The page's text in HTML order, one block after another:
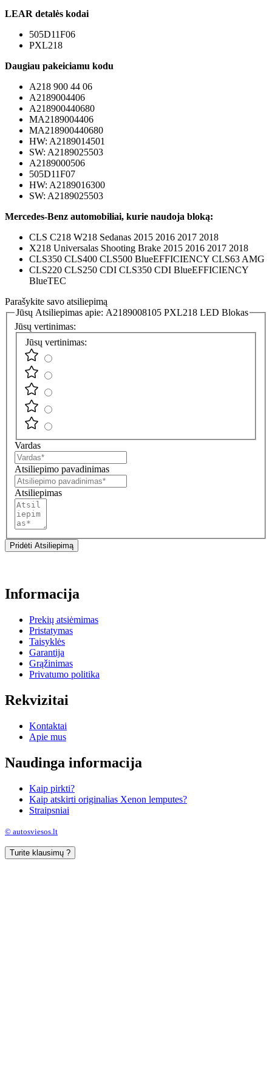
LEAR detalės kodai
505D11F06
PXL218
Daugiau pakeiciamu kodu
A218 900 44 06
A2189004406
A218900440680
MA2189004406
MA218900440680
HW: A2189014501
SW: A2189025503
A2189000506
505D11F07
HW: A2189016300
SW: A2189025503
Mercedes-Benz automobiliai, kurie naudoja bloką:
CLS C218 W218 Sedanas 2015 2016 2017 2018
X218 Universalas Shooting Brake 2015 2016 2017 2018
CLS350 CLS400 CLS500 BlueEFFICIENCY CLS63 AMG
CLS220 CLS250 CDI CLS350 CDI BlueEFFICIENCY
BlueTEC
Parašykite savo atsiliepimą
Jūsų Atsiliepimas apie: A2189008105 PXL218 LED Blokas
Jūsų vertinimas:
Jūsų vertinimas:
Vardas
Atsiliepimo pavadinimas
Atsiliepimas
Pridėti Atsiliepimą
Informacija
Prekių atsiėmimas
Pristatymas
Taisyklės
Garantija
Grąžinimas
Privatumo politika
Rekvizitai
Kontaktai
Apie mus
Naudinga informacija
Kaip pirkti?
Kaip atskirti originalias Xenon lemputes?
Straipsniai
© autosviesos.lt
Turite klausimų ?